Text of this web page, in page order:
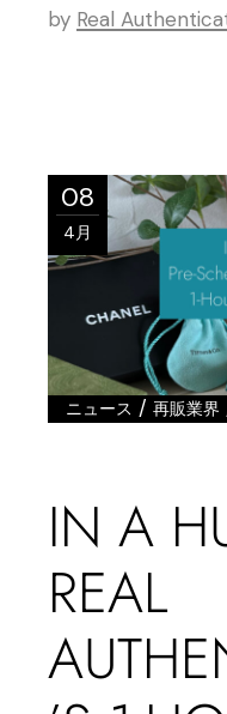
by Real
08
4月
ニュース /再販業界
IN A
REAL